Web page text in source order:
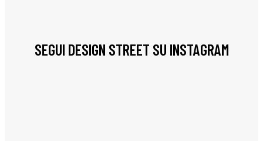
SEGUI DESIGN STREET SU INSTAGRAM